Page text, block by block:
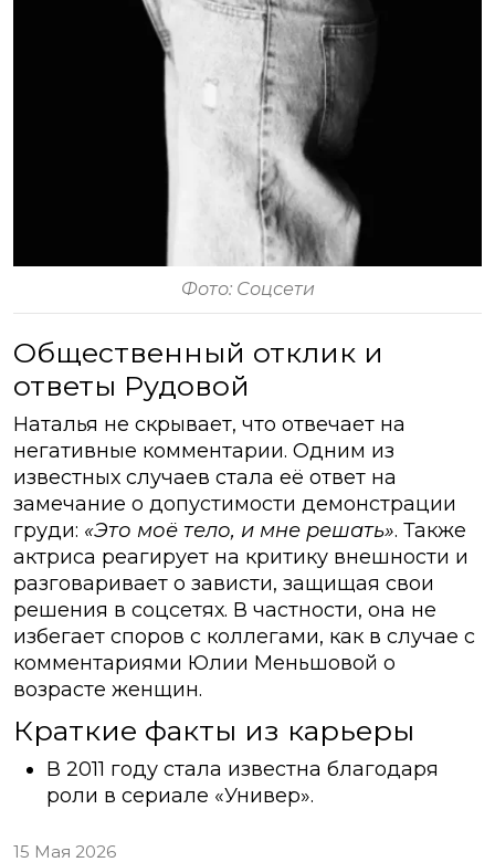
Фото: Соцсети
Общественный отклик и
ответы Рудовой
Наталья не скрывает, что отвечает на
негативные комментарии. Одним из
известных случаев стала её ответ на
замечание о допустимости демонстрации
груди: «Это моё тело, и мне решать». Также
актриса реагирует на критику внешности и
разговаривает о зависти, защищая свои
решения в соцсетях. В частности, она не
избегает споров с коллегами, как в случае с
комментариями Юлии Меньшовой о
возрасте женщин.
Краткие факты из карьеры
В 2011 году стала известна благодаря
роли в сериале «Универ».
15 Мая 2026